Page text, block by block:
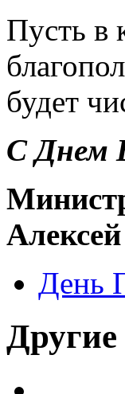
Пусть в
будет
С Днем
День
Другие